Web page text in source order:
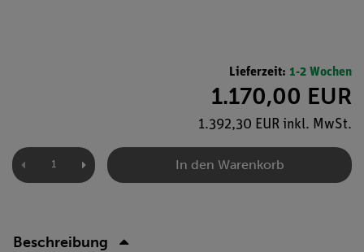
Lieferzeit: 1-2 Wochen
1.170,00 EUR
1.392,30 EUR inkl. MwSt.
In den Warenkorb
Beschreibung